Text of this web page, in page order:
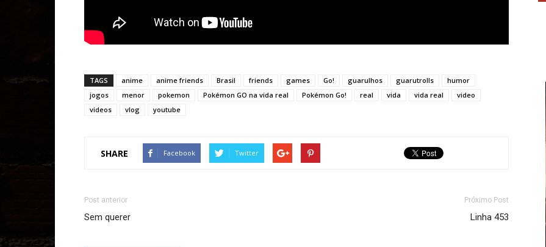
TAGS anime anime friends Brasil friends games Go! guarulhos guarutrolls
humor
jogos
menor pokemon Pokémon GO na vida real Pokémon Go! real vida vida real
video
videos
vlog youtube
SHARE Facebook Twitter
Post anterior
Sem querer
Próximo Post
Linha 453